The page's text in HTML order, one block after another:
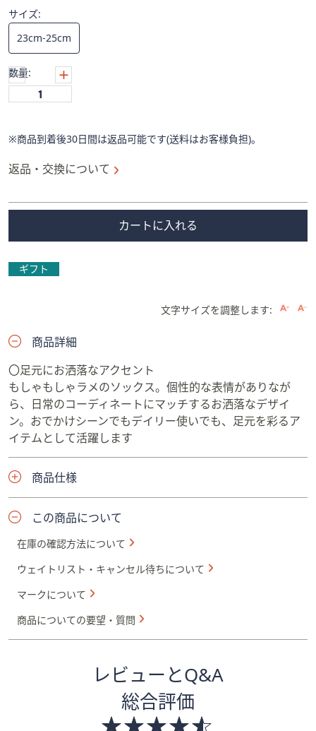
覧
で
き
す。
サイズ:
23cm-25cm
数量:
※商品到着後30日間は返品可能です(送料はお客様負担)。
返品・交換について
カートに入れる
ギフト
文字サイズを調整します:
商品詳細
〇足元にお洒落なアクセント
もしゃもしゃラメのソックス。個性的な表情がありなが
ら、日常のコーディネートにマッチするお洒落なデザイ
ン。おでかけシーンでもデイリー使いでも、足元を彩るア
イテムとして活躍します
商品仕様
この商品について
在庫の確認方法について
ウェイトリスト・キャンセル待ちについて
マークについて
商品についての要望・質問
レビューとQ&A
総合評価